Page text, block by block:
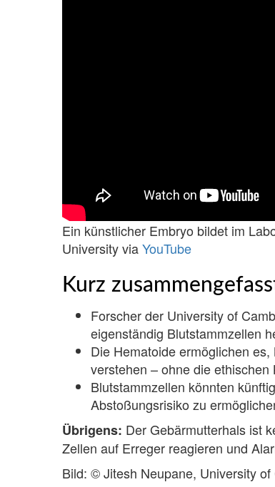
Ein künstlicher Embryo bildet im
University viaYouTube
Kurz
Forscher der University of
eigenständig Blutstammzellen
Die Hematoide ermöglichen
verstehen – ohne die
Blutstammzellen könnten
Abstoßungsrisiko zu
Übrigens: Der Gebärmutterhals ist
Zellen auf Erreger reagieren und
Bild: © Jitesh Neupane, University